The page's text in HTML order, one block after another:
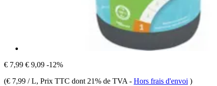
€ 7,99 € 9,09 -12%
(€ 7,99 / L, Prix TTC dont 21% de TVA - Hors frais d'envoi )